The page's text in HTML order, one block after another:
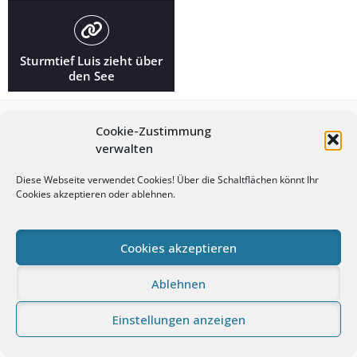
Cookie-Zustimmung
verwalten
Diese Webseite verwendet Cookies! Über die Schaltflächen könnt Ihr
Cookies akzeptieren oder ablehnen.
Cookies akzeptieren
Ablehnen
Einstellungen anzeigen
Sturmtief Luis zieht über
den See
© Andreas Prasch Fotografie. All rights reserved.
Impressum
Datenschutz
Cookie-Richtlinie (EU)
Proudly powered by WordPress |
Themes